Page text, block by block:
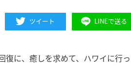
ツイート LINEで送る
復に、癒しを求めて、ハワイに行っ